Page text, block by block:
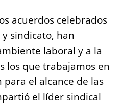
acuerdos celebrados
sindicato, han
laboral y a la
los que trabajamos en
el alcance de las
el líder sindical